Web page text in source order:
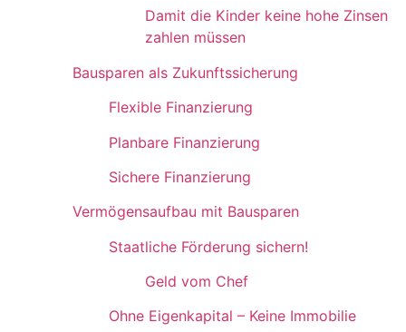
Damit die Kinder keine hohe Zinsen
zahlen müssen
Bausparen als Zukunftssicherung
Flexible Finanzierung
Planbare Finanzierung
Sichere Finanzierung
Vermögensaufbau mit Bausparen
Staatliche Förderung sichern!
Geld vom Chef
Ohne Eigenkapital – Keine Immobilie